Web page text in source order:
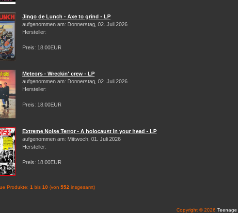
Jingo de Lunch - Axe to grind - LP
aufgenommen am: Donnerstag, 02. Juli 2026
Hersteller:
Preis: 18.00EUR
Meteors - Wreckin' crew - LP
aufgenommen am: Donnerstag, 02. Juli 2026
Hersteller:
Preis: 18.00EUR
Extreme Noise Terror - A holocaust in your head - LP
aufgenommen am: Mittwoch, 01. Juli 2026
Hersteller:
Preis: 18.00EUR
Produkte: 1 bis 10 (von 552 insgesamt)
Copyright © 2026